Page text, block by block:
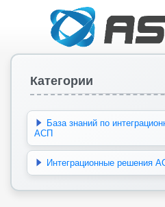
Категории
База знаний по
АСП
Интеграционные решения